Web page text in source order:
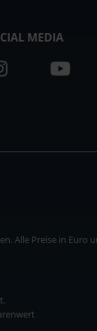
MEDIA
Alle Preise in Euro